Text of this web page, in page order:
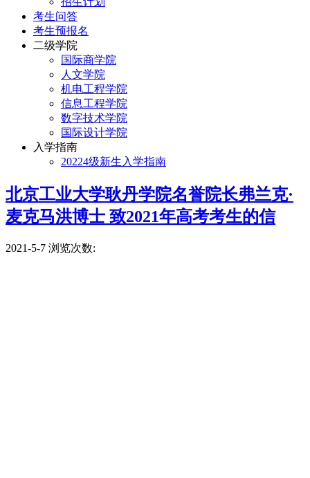
考生问答
考生预报名
二级学院
国际商学院
人文学院
机电工程学院
信息工程学院
数字技术学院
国际设计学院
入学指南
20224级新生入学指南
北京工业大学耿丹学院名誉院长弗兰克·
麦克马洪博士 致2021年高考考生的信
2021-5-7 浏览次数: